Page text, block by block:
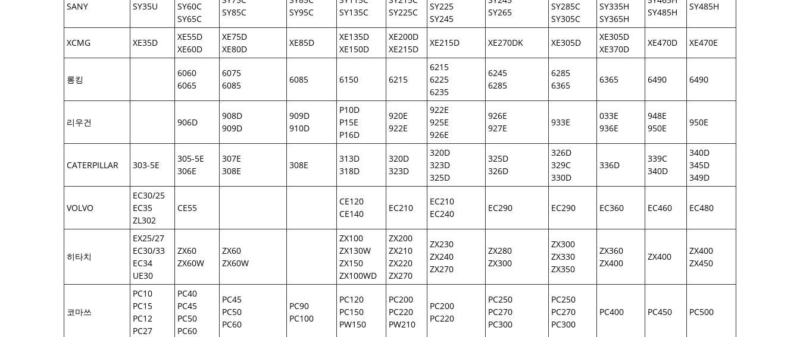
SANY SY35U
SY60C
SY65C
SY85C
SY95C
SY135C
SY225C
SY225
SY245
SY265
SY285C
SY305C
SY335H
SY365H
SY485H
SY485H
XCMG XE35D
XE55D
XE60D
XE75D
XE80D
XE85D
XE135D
XE150D
XE200D
XE215D
XE215D XE270DK XE305D
XE305D
XE370D
XE470D XE470E
롱킹
6060
6065
6075
6085
6085 6150 6215
6215
6225
6235
6245
6285
6285
6365
6365 6490 6490
리우건 906D
908D
909D
909D
910D
P10D
P15E
P16D
920E
922E
922E
925E
926E
926E
927E
933E
033E
936E
948E
950E
950E
CATERPILLAR 303-5E
305-5E
306E
307E
308E
308E
313D
318D
320D
323D
320D
323D
325D
325D
326D
326D
329C
330D
336D
339C
340D
340D
345D
349D
VOLVO
EC30/25
EC35
ZL302
CE55
CE120
CE140
EC210
EC210
EC240
EC290 EC290 EC360 EC460 EC480
히타치
EX25/27
EC30/33
EC34
UE30
ZX60
ZX60W
ZX60
ZX60W
ZX100
ZX130W
ZX150
ZX100WD
ZX200
ZX210
ZX220
ZX270
ZX230
ZX240
ZX270
ZX280
ZX300
ZX300
ZX330
ZX350
ZX360
ZX400
ZX400
ZX400
ZX450
코마쓰
PC10
PC15
PC12
PC27
PC40
PC45
PC50
PC60
PC45
PC50
PC60
PC90
PC100
PC120
PC150
PW150
PC200
PC220
PW210
PC200
PC220
PC250
PC270
PC300
PC250
PC270
PC300
PC400 PC450 PC500